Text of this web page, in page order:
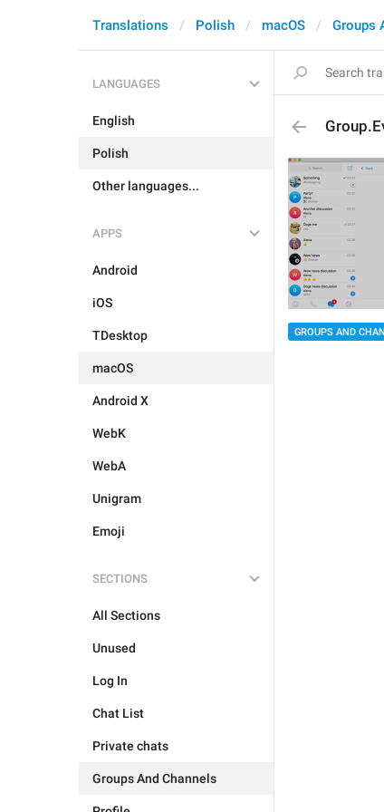
Translations Polish macOS Groups
LANGUAGES
English
Polish
Other languages...
APPS
Android
iOS
TDesktop
macOS
Android X
WebK
WebA
Unigram
Emoji
SECTIONS
All Sections
Unused
Log In
Chat List
Private chats
Groups And Channels
GROUPS AND